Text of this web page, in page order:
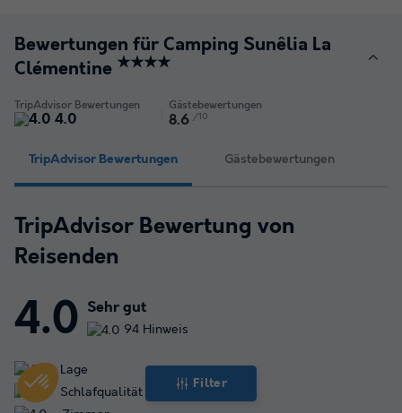
Filter
Bewertungen für Camping Sunêlia La
Clémentine ★★★★
TripAdvisor Bewertungen
4.0
Gästebewertungen
8.6 /10
TripAdvisor Bewertungen Gästebewertungen
TripAdvisor Bewertung von
Reisenden
4.0 Sehr gut
94 Hinweis
Lage
Schlafqualität